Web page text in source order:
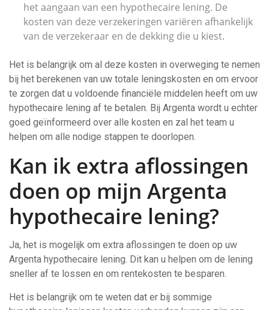
het aangaan van een hypothecaire lening. De
kosten van deze verzekeringen variëren afhankelijk
van de verzekeraar en de dekking die u kiest.
Het is belangrijk om al deze kosten in overweging te nemen
bij het berekenen van uw totale leningskosten en om ervoor
te zorgen dat u voldoende financiële middelen heeft om uw
hypothecaire lening af te betalen. Bij Argenta wordt u echter
goed geïnformeerd over alle kosten en zal het team u
helpen om alle nodige stappen te doorlopen.
Kan ik extra aflossingen
doen op mijn Argenta
hypothecaire lening?
Ja, het is mogelijk om extra aflossingen te doen op uw
Argenta hypothecaire lening. Dit kan u helpen om de lening
sneller af te lossen en om rentekosten te besparen.
Het is belangrijk om te weten dat er bij sommige